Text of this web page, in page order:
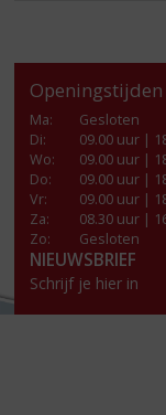
Openingstijden
Ma:
Gesloten
Di:
09.00 uur |
Wo:
09.00 uur |
Do:
09.00 uur |
Vr:
09.00 uur |
Za:
08.30 uur |
Zo:
Gesloten
NIEUWSBRIEF
Schrijf je hier in